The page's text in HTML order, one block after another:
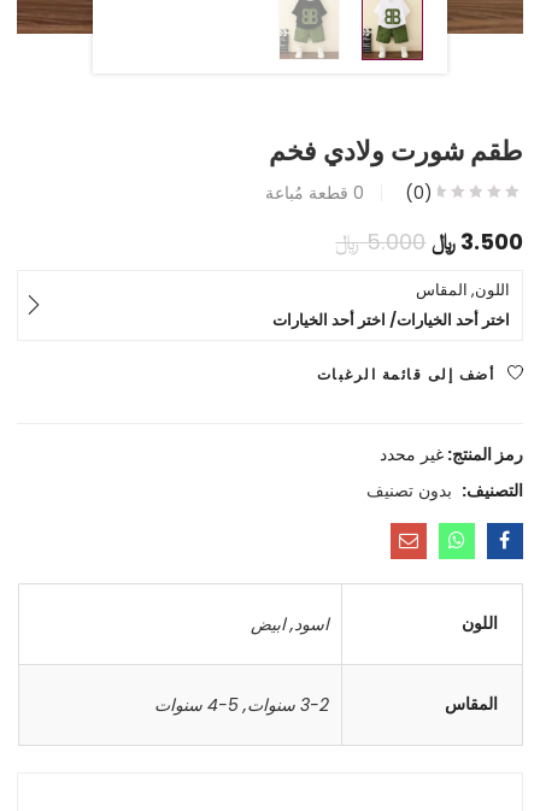
طقم شورت ولادي فخم
(0)
0 قطعة مُباعة
3.500 ﷼السعر
الحالي
هو:
3.500 ﷼.
5.000 ﷼السعر
هو:
5.000 ﷼.
اللون, المقاس
اختر أحد الخيارات/ اختر أحد الخيارات
أضف إلى قائمة الرغبات
رمز المنتج:غير محدد
التصنيف: بدون تصنيف
اللون اسود,ابيض
المقاس 3-2 سنوات ,5-4 سنوات